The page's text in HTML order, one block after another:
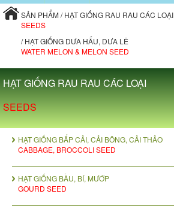
SẢN PHẨM / HẠT GIỐNG RAU RAU CÁC LOẠI
SEEDS
/ HẠT GIỐNG DƯA HẤU, DƯA LÊ
WATER MELON & MELON SEED
HẠT GIỐNG RAU RAU CÁC LOẠI
SEEDS
HẠT GIỐNG BẮP CẢI, CẢI BÔNG, CẢI THẢO
CABBAGE, BROCCOLI SEED
HẠT GIỐNG BẦU, BÍ, MƯỚP
GOURD SEED